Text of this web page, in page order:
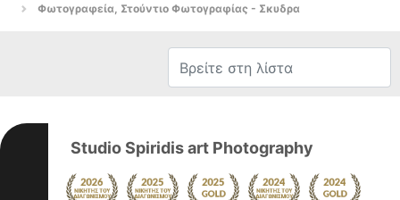
Φωτογραφεία, Στούντιο Φωτογραφίας - Σκυδρα
Studio Spiridis art Photography